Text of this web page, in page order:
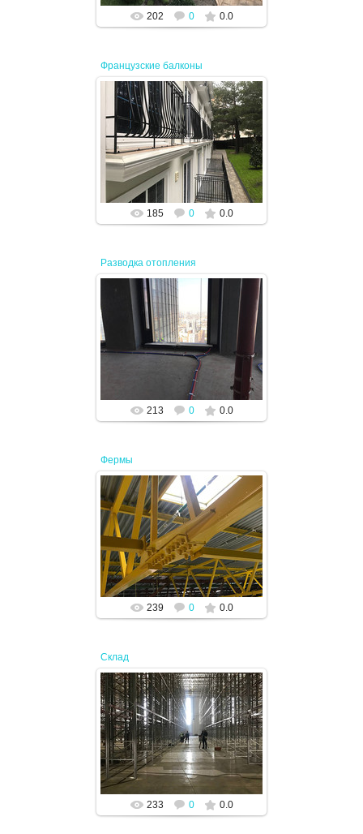
202 0 0.0
Французские балконы
19.04.2024
JENEK
185 0 0.0
Разводка отопления
19.04.2024
JENEK
213 0 0.0
Фермы
17.04.2024
JENEK
239 0 0.0
Склад
17.04.2024
JENEK
233 0 0.0